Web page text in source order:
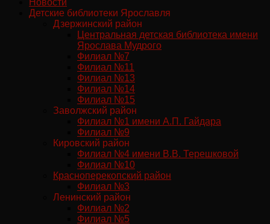
Новости
Детские библиотеки Ярославля
Дзержинский район
Центральная детская библиотека имени
Ярослава Мудрого
Филиал №7
Филиал №11
Филиал №13
Филиал №14
Филиал №15
Заволжский район
Филиал №1 имени А.П. Гайдара
Филиал №9
Кировский район
Филиал №4 имени В.В. Терешковой
Филиал №10
Красноперекопский район
Филиал №3
Ленинский район
Филиал №2
Филиал №5